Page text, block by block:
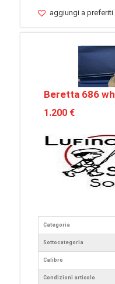
aggiungi a preferiti
Beretta 686
1.200 €
Categoria
Sottocategoria
Calibro
Condizioni articolo